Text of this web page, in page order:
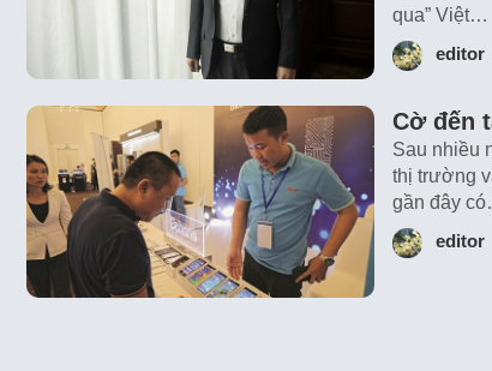
qua” Việt…
editor
Cờ đến
Sau nhiều
thị trường
gần đây
editor